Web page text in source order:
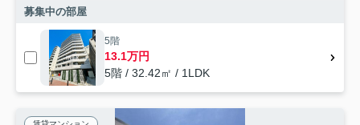
募集中の部屋
5階
13.1万円
5階 / 32.42㎡ / 1LDK